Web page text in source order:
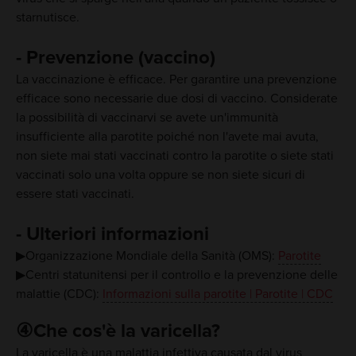
starnutisce.
- Prevenzione (vaccino)
La vaccinazione è efficace. Per garantire una prevenzione
efficace sono necessarie due dosi di vaccino. Considerate
la possibilità di vaccinarvi se avete un'immunità
insufficiente alla parotite poiché non l'avete mai avuta,
non siete mai stati vaccinati contro la parotite o siete stati
vaccinati solo una volta oppure se non siete sicuri di
essere stati vaccinati.
- Ulteriori informazioni
▶Organizzazione Mondiale della Sanità (OMS): Parotite
▶Centri statunitensi per il controllo e la prevenzione delle
malattie (CDC):
Informazioni sulla parotite | Parotite | CDC
④Che cos'è la varicella?
La varicella è una malattia infettiva causata dal virus